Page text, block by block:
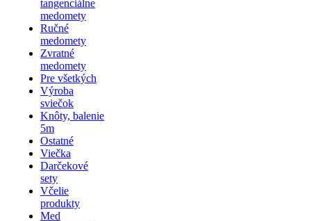
tangenciálne
medomety
Ručné
medomety
Zvratné
medomety
Pre všetkých
Výroba
sviečok
Knôty, balenie
5m
Ostatné
Viečka
Darčekové
sety
Včelie
produkty
Med